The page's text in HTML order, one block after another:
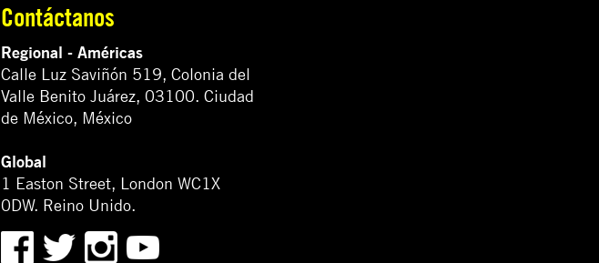
Contáctanos
Regional - Américas
Calle Luz Saviñón 519, Colonia del
Valle Benito Juárez, 03100. Ciudad
de México, México
Global
1 Easton Street, London WC1X
0DW. Reino Unido.